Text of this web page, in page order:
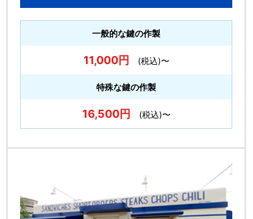
一般的な鍵の作製
11,000円 (税込)〜
特殊な鍵の作製
16,500円 (税込)〜